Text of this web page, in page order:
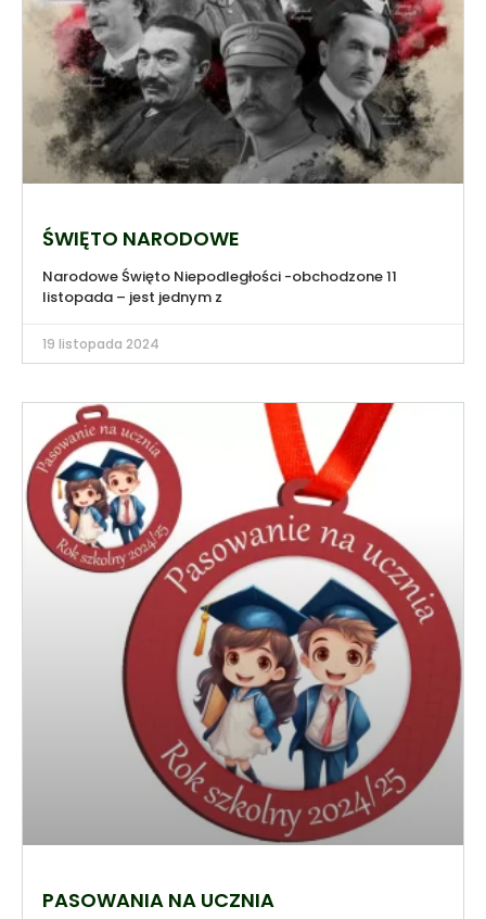
ŚWIĘTO NARODOWE
Narodowe Święto Niepodległości -obchodzone 11
listopada – jest jednym z
19 listopada 2024
PASOWANIA NA UCZNIA